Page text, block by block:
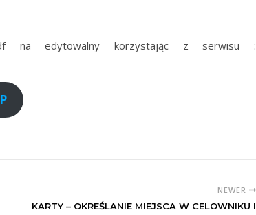
edytowalny korzystając z serwisu :
NEWER
KARTY – OKREŚLANIE MIEJSCA W CELOWNIKU I